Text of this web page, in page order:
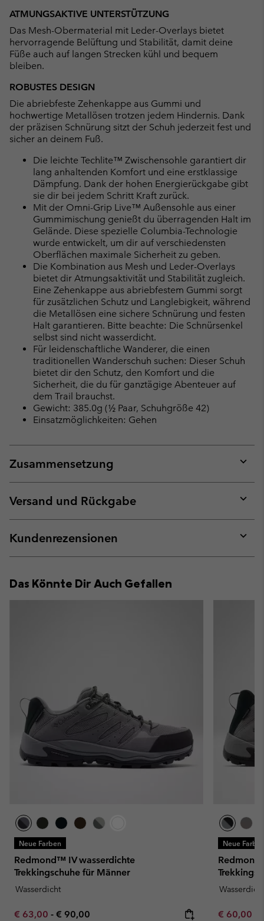
ATMUNGSAKTIVE UNTERSTÜTZUNG
Das Mesh-Obermaterial mit Leder-Overlays bietet
hervorragende Belüftung und Stabilität, damit deine
Füße auch auf langen Strecken kühl und bequem
bleiben.
ROBUSTES DESIGN
Die abriebfeste Zehenkappe aus Gummi und
hochwertige Metallösen trotzen jedem Hindernis. Dank
der präzisen Schnürung sitzt der Schuh jederzeit fest und
sicher an deinem Fuß.
Die leichte Techlite™ Zwischensohle garantiert dir
lang anhaltenden Komfort und eine erstklassige
Dämpfung. Dank der hohen Energierückgabe gibt
sie dir bei jedem Schritt Kraft zurück.
Mit der Omni-Grip Live™ Außensohle aus einer
Gummimischung genießt du überragenden Halt im
Gelände. Diese spezielle Columbia-Technologie
wurde entwickelt, um dir auf verschiedensten
Oberflächen maximale Sicherheit zu geben.
Die Kombination aus Mesh und Leder-Overlays
bietet dir Atmungsaktivität und Stabilität zugleich.
Eine Zehenkappe aus abriebfestem Gummi sorgt
für zusätzlichen Schutz und Langlebigkeit, während
die Metallösen eine sichere Schnürung und festen
Halt garantieren. Bitte beachte: Die Schnürsenkel
selbst sind nicht wasserdicht.
Für leidenschaftliche Wanderer, die einen
traditionellen Wanderschuh suchen: Dieser Schuh
bietet dir den Schutz, den Komfort und die
Sicherheit, die du für ganztägige Abenteuer auf
dem Trail brauchst.
Gewicht: 385.0g (½ Paar, Schuhgröße 42)
Einsatzmöglichkeiten: Gehen
Zusammensetzung
or
Versand und Rückgabe
or
Kundenrezensionen
or
Das Könnte Dir Auch Gefallen
Neue Farben
Redmond™ IV wasserdichte
Trekkingschuhe für Männer
Wasserdicht
Minimum sale price:
€ 63,00 - Maximum price:
€ 90,00
Neue
Wasserdicht
Minimum
€ 60,00